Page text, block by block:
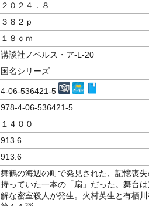
２０２４．８
３８２ｐ
１８ｃｍ
講談社ノベルス・ア-L-20
国名シリーズ
4-06-536421-5
978-4-06-536421-5
１４００
913.6
913.6
舞鶴の海辺の町で発見された、記憶喪
持っていた一本の「扇」だった。舞台
解な密室殺人が発生。火村英生と有栖